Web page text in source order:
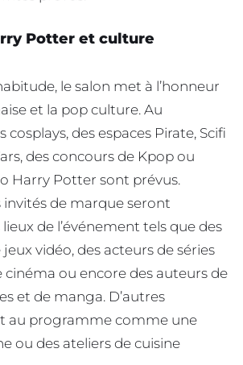
Potter et culture
le salon met à l’honneur
et la pop culture. Au
des espaces Pirate, Scifi
des concours de Kpop ou
Harry Potter sont prévus.
invités de marque seront
de l’événement tels que des
vidéo, des acteurs de séries
cinéma ou encore des auteurs de
et de manga. D’autres
au programme comme une
ou des ateliers de cuisine